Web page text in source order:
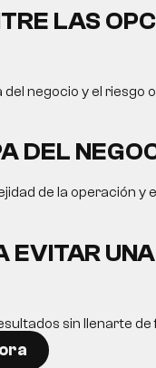
LAS
negocio y el riesgo
DEL
de la operación y
EVITAR
sin llenarte de